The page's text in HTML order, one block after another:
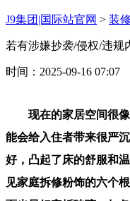
J9集团|国际站官网 > 装
若有涉嫌抄袭/侵权/违规
时间：2025-09-16 07:07
现在的家居空间很像
能会给入住者带来很严
好，凸起了床的舒服和
见家庭拆修粉饰的六个